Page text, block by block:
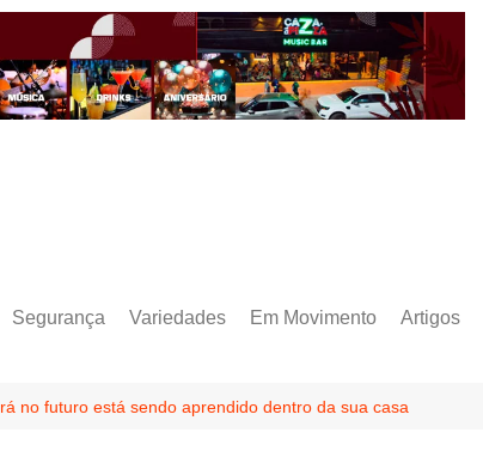
Segurança Variedades Em Movimento Artigos
no futuro está sendo aprendido dentro da sua casa